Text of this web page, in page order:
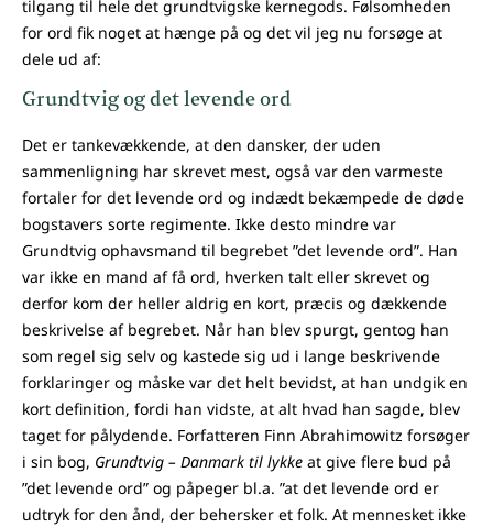
tilgang til hele det grundtvigske kernegods. Følsomheden
for ord fik noget at hænge på og det vil jeg nu forsøge at
dele ud af:
Grundtvig og det levende ord
Det er tankevækkende, at den dansker, der uden
sammenligning har skrevet mest, også var den varmeste
fortaler for det levende ord og indædt bekæmpede de døde
bogstavers sorte regimente. Ikke desto mindre var
Grundtvig ophavsmand til begrebet ”det levende ord”. Han
var ikke en mand af få ord, hverken talt eller skrevet og
derfor kom der heller aldrig en kort, præcis og dækkende
beskrivelse af begrebet. Når han blev spurgt, gentog han
som regel sig selv og kastede sig ud i lange beskrivende
forklaringer og måske var det helt bevidst, at han undgik en
kort definition, fordi han vidste, at alt hvad han sagde, blev
taget for pålydende. Forfatteren Finn Abrahimowitz forsøger
i sin bog, Grundtvig – Danmark til lykke at give flere bud på
”det levende ord” og påpeger bl.a. ”at det levende ord er
udtryk for den ånd, der behersker et folk. At mennesket ikke